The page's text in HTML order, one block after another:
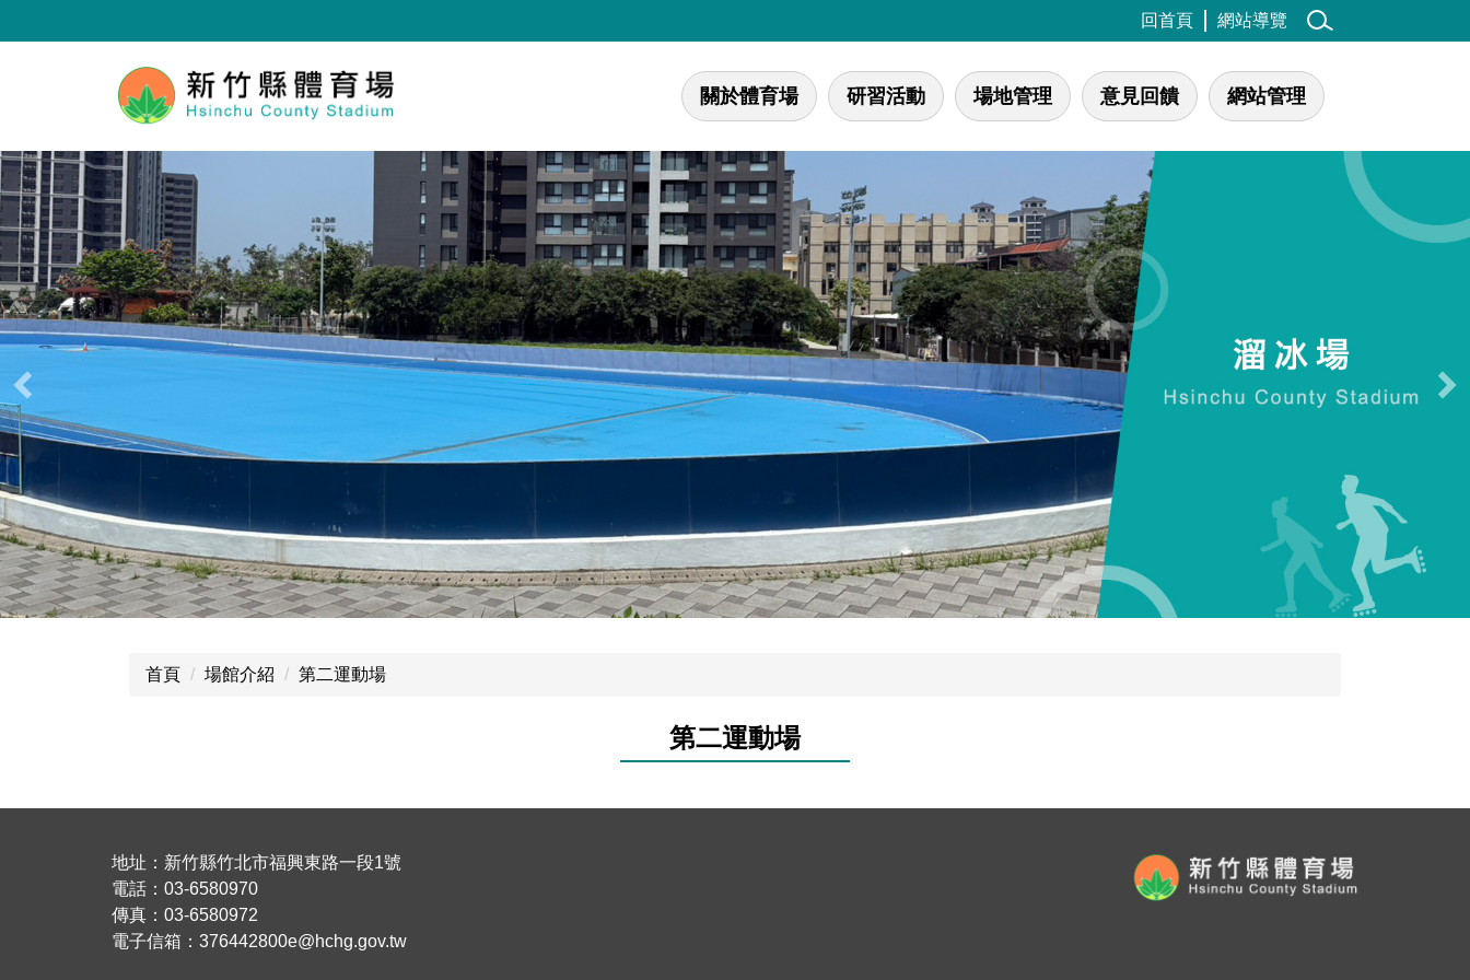
到
容
區
回首頁 網站導覽
關於體育場 研習活動 場地管理 意見回饋 網站管理
首頁 場館介紹 第二運動場
第二運動場
地址：新竹縣竹北市福興東路一段1號
電話：03-6580970
傳真：03-6580972
電子信箱：376442800e@hchg.gov.tw